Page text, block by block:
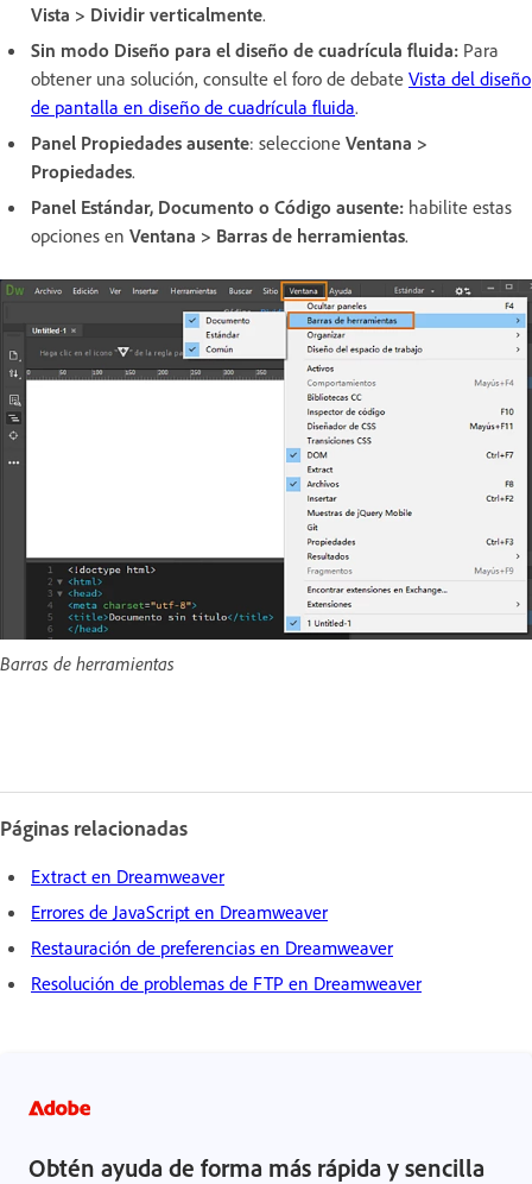
Vista > Dividir verticalmente.
Sin modo Diseño para el diseño de cuadrícula fluida: Para
obtener una solución, consulte el foro de debate Vista del diseño
de pantalla en diseño de cuadrícula fluida.
Panel Propiedades ausente: seleccione Ventana >
Propiedades.
Panel Estándar, Documento o Código ausente: habilite estas
opciones en Ventana > Barras de herramientas.
Barras de herramientas
Páginas relacionadas
Extract en Dreamweaver
Errores de JavaScript en Dreamweaver
Restauración de preferencias en Dreamweaver
Resolución de problemas de FTP en Dreamweaver
Obtén ayuda de forma más rápida y sencilla